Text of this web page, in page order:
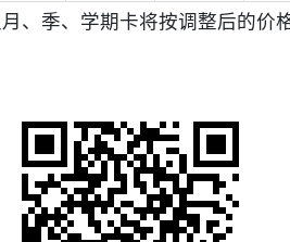
、季、学期卡将按调整后的价